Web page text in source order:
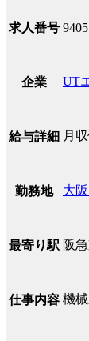
求人番号
企業 UT
給与詳細 月
勤務地 大
最寄り駅 阪
仕事内容 機